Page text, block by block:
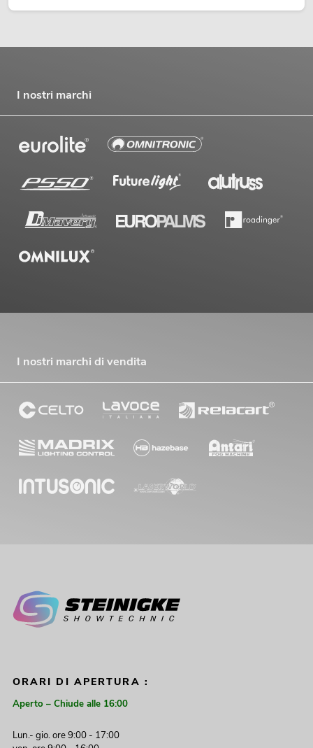
I nostri marchi
I nostri marchi di vendita
ORARI DI APERTURA :
Aperto – Chiude alle 16:00
Lun.- gio. ore 9:00 - 17:00